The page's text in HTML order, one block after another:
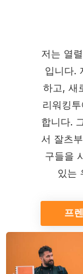
저는 열
입니다.
하고, 새
리워킹
합니다.
서 잘츠
구들을
있는
프